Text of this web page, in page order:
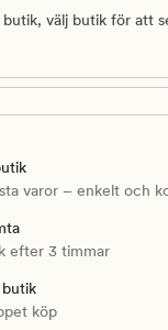
butik, välj butik för att
varor – enkelt och
efter 3 timmar
köp